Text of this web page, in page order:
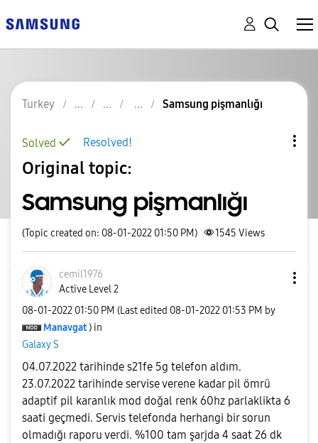
Turkey Samsung pişmanlığı
Resolved!
Solved
Original topic:
Samsung pişmanlığı
(Topic created on: 08-01-2022 01:50 PM) 1545 Views
cemil1976
Active Level 2
‎08-01-2022 01:50 PM (Last edited ‎08-01-2022 01:53 PM by
Manavgat ) in
Galaxy S
04.07.2022 tarihinde s21fe 5g telefon aldım.
23.07.2022 tarihinde servise verene kadar pil ömrü
adaptif pil karanlık mod doğal renk 60hz parlaklikta 6
saati geçmedi. Servis telefonda herhangi bir sorun
olmadığı raporu verdi. %100 tam şarjda 4 saat 26 dk